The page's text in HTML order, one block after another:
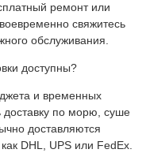
ремонт или
свяжитесь
обслуживания.
доступны?
и временных
по морю, суше
доставляются
DHL, UPS или FedEx.